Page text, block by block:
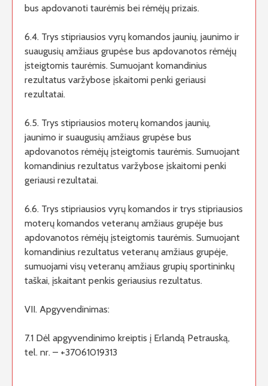
bus apdovanoti taurėmis bei rėmėjų prizais.
6.4. Trys stipriausios vyrų komandos jaunių, jaunimo ir
suaugusių amžiaus grupėse bus apdovanotos rėmėjų
įsteigtomis taurėmis. Sumuojant komandinius
rezultatus varžybose įskaitomi penki geriausi
rezultatai.
6.5. Trys stipriausios moterų komandos jaunių,
jaunimo ir suaugusių amžiaus grupėse bus
apdovanotos rėmėjų įsteigtomis taurėmis. Sumuojant
komandinius rezultatus varžybose įskaitomi penki
geriausi rezultatai.
6.6. Trys stipriausios vyrų komandos ir trys stipriausios
moterų komandos veteranų amžiaus grupėje bus
apdovanotos rėmėjų įsteigtomis taurėmis. Sumuojant
komandinius rezultatus veteranų amžiaus grupėje,
sumuojami visų veteranų amžiaus grupių sportininkų
taškai, įskaitant penkis geriausius rezultatus.
VII. Apgyvendinimas:
7.1 Dėl apgyvendinimo kreiptis į Erlandą Petrauską,
tel. nr. – +37061019313